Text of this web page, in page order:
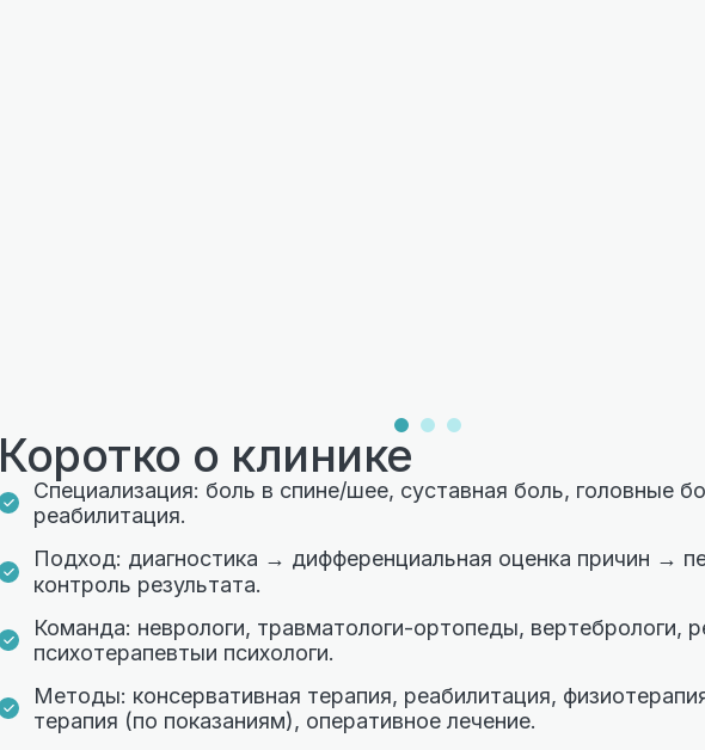
Коротко о клинике
Специализация: боль в спине/шее, суставная боль, головные
реабилитация.
Подход: диагностика → дифференциальная оценка причин →
контроль результата.
Команда: неврологи, травматологи-ортопеды, вертебрологи,
психотерапевтыи психологи.
Методы: консервативная терапия, реабилитация,
терапия (по показаниям), оперативное лечение.